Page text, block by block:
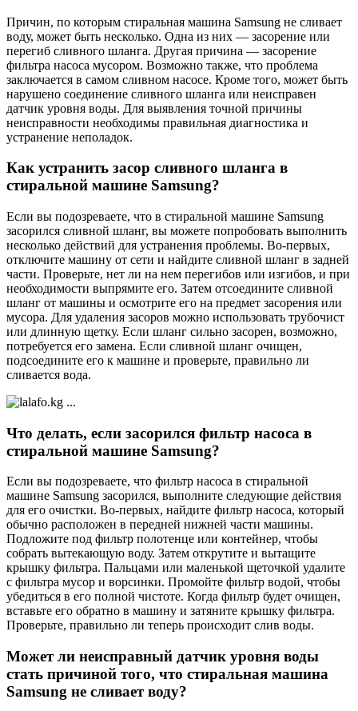
Причин, по которым стиральная машина Samsung не сливает
воду, может быть несколько. Одна из них — засорение или
перегиб сливного шланга. Другая причина — засорение
фильтра насоса мусором. Возможно также, что проблема
заключается в самом сливном насосе. Кроме того, может быть
нарушено соединение сливного шланга или неисправен
датчик уровня воды. Для выявления точной причины
неисправности необходимы правильная диагностика и
устранение неполадок.
Как устранить засор сливного шланга в
стиральной машине Samsung?
Если вы подозреваете, что в стиральной машине Samsung
засорился сливной шланг, вы можете попробовать выполнить
несколько действий для устранения проблемы. Во-первых,
отключите машину от сети и найдите сливной шланг в задней
части. Проверьте, нет ли на нем перегибов или изгибов, и при
необходимости выпрямите его. Затем отсоедините сливной
шланг от машины и осмотрите его на предмет засорения или
мусора. Для удаления засоров можно использовать трубочист
или длинную щетку. Если шланг сильно засорен, возможно,
потребуется его замена. Если сливной шланг очищен,
подсоедините его к машине и проверьте, правильно ли
сливается вода.
Что делать, если засорился фильтр насоса в
стиральной машине Samsung?
Если вы подозреваете, что фильтр насоса в стиральной
машине Samsung засорился, выполните следующие действия
для его очистки. Во-первых, найдите фильтр насоса, который
обычно расположен в передней нижней части машины.
Подложите под фильтр полотенце или контейнер, чтобы
собрать вытекающую воду. Затем открутите и вытащите
крышку фильтра. Пальцами или маленькой щеточкой удалите
с фильтра мусор и ворсинки. Промойте фильтр водой, чтобы
убедиться в его полной чистоте. Когда фильтр будет очищен,
вставьте его обратно в машину и затяните крышку фильтра.
Проверьте, правильно ли теперь происходит слив воды.
Может ли неисправный датчик уровня воды
стать причиной того, что стиральная машина
Samsung не сливает воду?